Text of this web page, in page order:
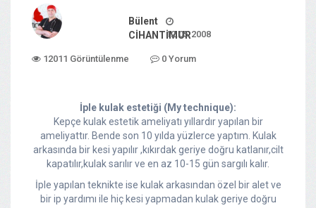
Bülent
CİHANTİMUR
12.05.2008
12011 Görüntülenme 0 Yorum
İple kulak estetiği (My technique):
Kepçe kulak estetik ameliyatı yıllardır yapılan bir
ameliyattır. Bende son 10 yılda yüzlerce yaptım. Kulak
arkasında bir kesi yapılır ,kıkırdak geriye doğru katlanır,cilt
kapatılır,kulak sarılır ve en az 10-15 gün sargılı kalır.
İple yapılan teknikte ise kulak arkasından özel bir alet ve
bir ip yardımı ile hiç kesi yapmadan kulak geriye doğru